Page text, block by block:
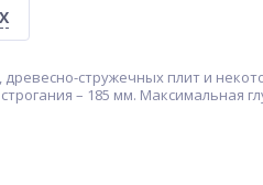
стружечных плит и
– 185 мм. Максимальная